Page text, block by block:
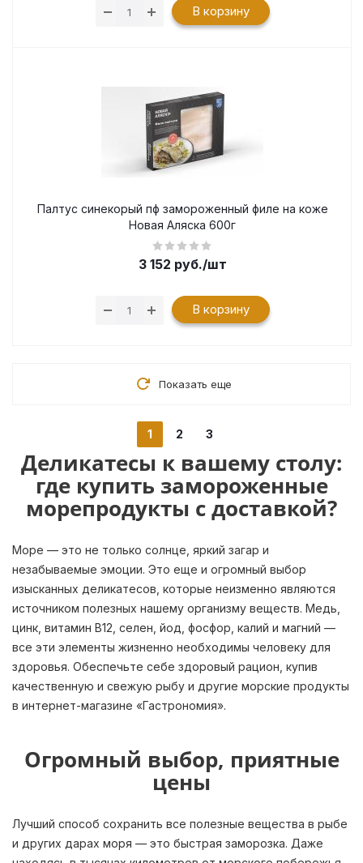
В корзину
Палтус синекорый пф замороженный филе на коже
Новая Аляска 600г
3 152 руб./шт
В корзину
Показать еще
1 2 3
Деликатесы к вашему столу:
где купить замороженные
морепродукты с доставкой?
Море — это не только солнце, яркий загар и
незабываемые эмоции. Это еще и огромный выбор
изысканных деликатесов, которые неизменно являются
источником полезных нашему организму веществ. Медь,
цинк, витамин B12, селен, йод, фосфор, калий и магний —
все эти элементы жизненно необходимы человеку для
здоровья. Обеспечьте себе здоровый рацион, купив
качественную и свежую рыбу и другие морские продукты
в интернет-магазине «Гастрономия».
Огромный выбор, приятные
цены
Лучший способ сохранить все полезные вещества в рыбе
и других дарах моря — это быстрая заморозка. Даже